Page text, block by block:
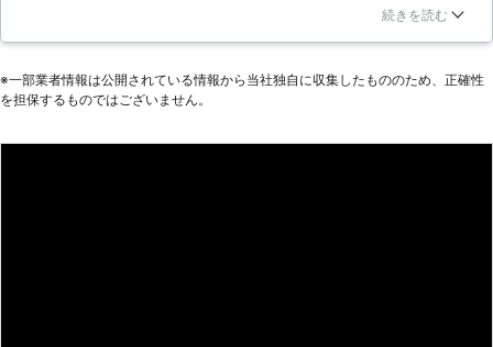
ちんと調べて貰った方が良いと思い、調査をしていただいたら
と調べて頂けて助かりました。
続きを読む
※⼀部業者情報は公開されている情報から当社独⾃に収集したもののため、正確性
を担保するものではございません。